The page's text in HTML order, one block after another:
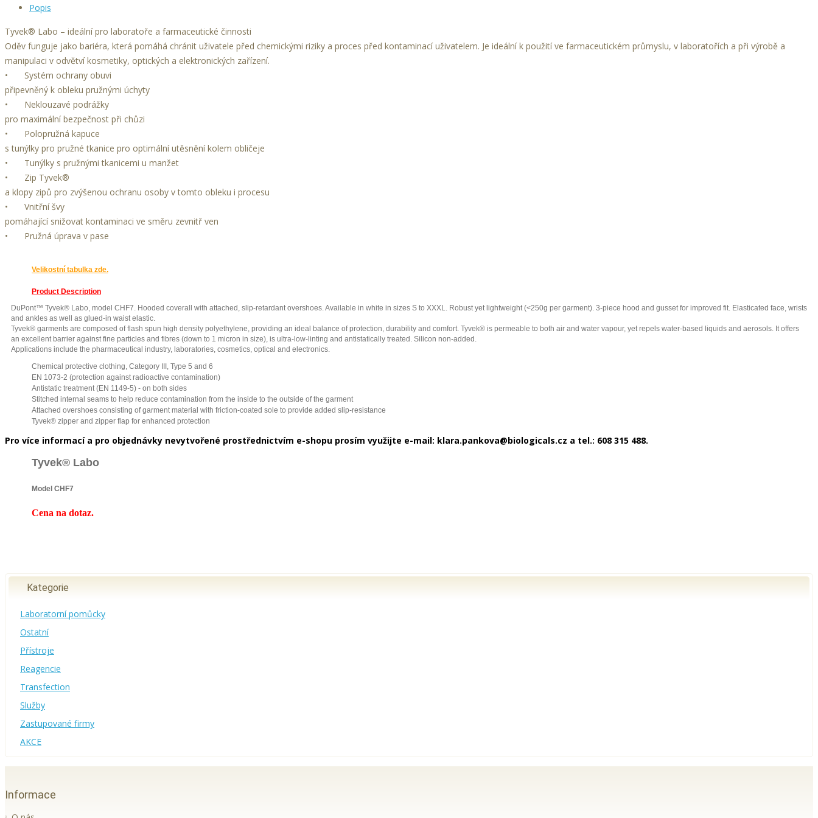
Popis
Tyvek® Labo – ideální pro laboratoře a farmaceutické činnosti
Oděv funguje jako bariéra, která pomáhá chránit uživatele před chemickými riziky a proces před kontaminací uživatelem. Je ideální k použití ve farmaceutickém průmyslu, v laboratořích a při výrobě a
manipulaci v odvětví kosmetiky, optických a elektronických zařízení.
•
Systém ochrany obuvi
připevněný k obleku pružnými úchyty
•
Neklouzavé podrážky
pro maximální bezpečnost při chůzi
•
Polopružná kapuce
s tunýlky pro pružné tkanice pro optimální utěsnění kolem obličeje
•
Tunýlky s pružnými tkanicemi u manžet
•
Zip Tyvek®
a klopy zipů pro zvýšenou ochranu osoby v tomto obleku i procesu
•
Vnitřní švy
pomáhající snižovat kontaminaci ve směru zevnitř ven
•
Pružná úprava v pase
Velikostní tabulka zde.
Product Description
DuPont™ Tyvek® Labo, model CHF7. Hooded coverall with attached, slip-retardant overshoes. Available in white in sizes S to XXXL. Robust yet lightweight (<250g per garment). 3-piece hood and gusset for improved fit. Elasticated face, wrists
and ankles as well as glued-in waist elastic.
Tyvek® garments are composed of flash spun high density polyethylene, providing an ideal balance of protection, durability and comfort. Tyvek® is permeable to both air and water vapour, yet repels water-based liquids and aerosols. It offers
an excellent barrier against fine particles and fibres (down to 1 micron in size), is ultra-low-linting and antistatically treated. Silicon non-added.
Applications include the pharmaceutical industry, laboratories, cosmetics, optical and electronics.
Chemical protective clothing, Category III, Type 5 and 6
EN 1073-2 (protection against radioactive contamination)
Antistatic treatment (EN 1149-5) - on both sides
Stitched internal seams to help reduce contamination from the inside to the outside of the garment
Attached overshoes consisting of garment material with friction-coated sole to provide added slip-resistance
Tyvek® zipper and zipper flap for enhanced protection
Pro více informací a pro objednávky nevytvořené prostřednictvím e-shopu prosím využijte e-mail: klara.pankova@biologicals.cz a tel.: 608 315 488.
Tyvek® Labo
Model CHF7
Cena na dotaz.
Kategorie
Laboratorní pomůcky
Ostatní
Přístroje
Reagencie
Transfection
Služby
Zastupované firmy
AKCE
Informace